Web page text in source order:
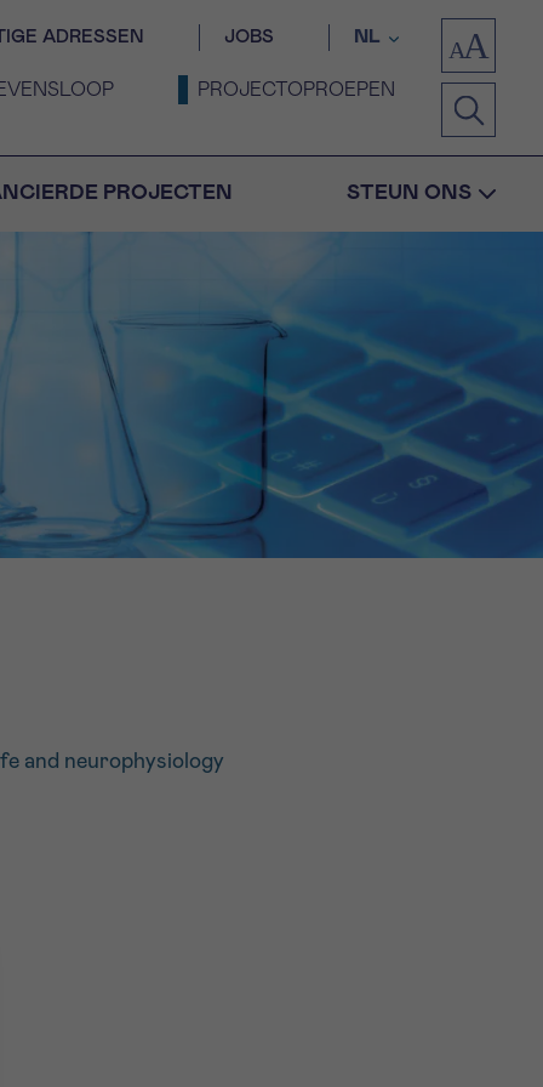
ADRESSEN JOBS NL
PROJECTOPROEPEN
PROJECTEN STEUN ONS
and neurophysiology
16h-18h